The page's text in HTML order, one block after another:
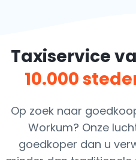
Taxiservice
10.000
Op zoek naar
Workum? Onze
goedkoper dan u